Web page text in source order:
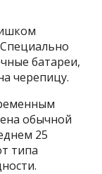
батареи,
черепицу.
обычной
25
типа